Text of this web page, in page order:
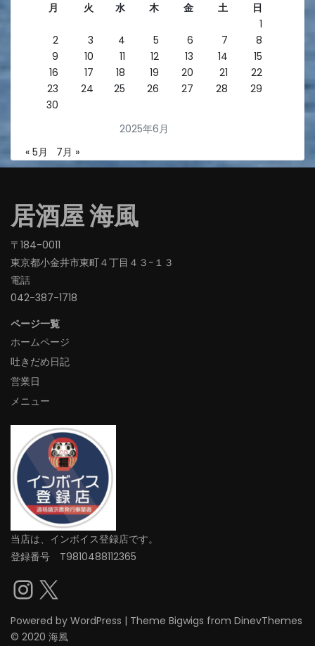
2025年6月
月 火 水 木 金 土
日
1
2
3 4 5 6 7
8
9
10 11 12 13 14
15
16
17 18 19 20 21
22
23
24 25 26 27 28
29
30
« 5月 7月 »
居酒屋 海風
〒184-0011
東京都小金井市東町４丁目４３−１３
電話
042-387-1718‬
ページ一覧
ホームページ
吐きだめ日記
営業日
メニュー
当店は、インボイス登録店です。
登録番号 T9810488112365
Instagram
X
Powered by WordPress | Theme Bigwigs from DinevThemes
© 2020 海風